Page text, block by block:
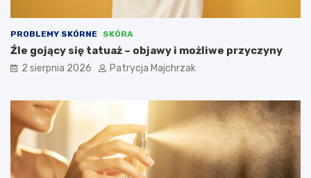
PROBLEMY SKÓRNE SKÓRA
Źle gojący się tatuaż – objawy i możliwe przyczyny
2 sierpnia 2026 Patrycja Majchrzak